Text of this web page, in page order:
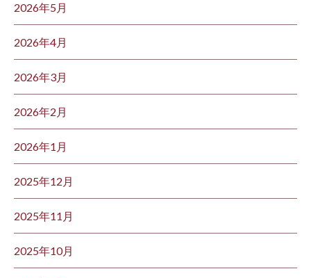
2026年5月
2026年4月
2026年3月
2026年2月
2026年1月
2025年12月
2025年11月
2025年10月